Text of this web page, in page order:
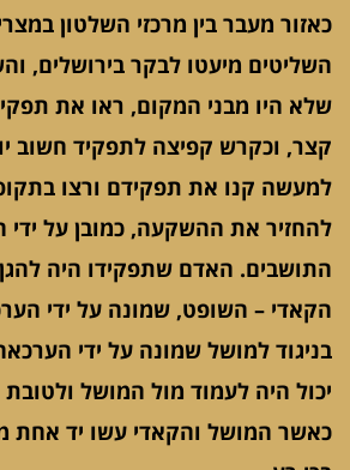
כאזור מעבר בין מרכזי השלטון
השליטים מיעטו לבקר בירושלים,
שלא היו מבני המקום, ראו את
קצר, וכקרש קפיצה לתפקיד חשוב
למעשה קנו את תפקידם ורצו
להחזיר את ההשקעה, כמובן על ידי
התושבים. האדם שתפקידו היה
הקאדי – השופט, שמונה על ידי
בניגוד למושל שמונה על ידי
יכול היה לעמוד מול המושל ולטובת
כאשר המושל והקאדי עשו יד אחת